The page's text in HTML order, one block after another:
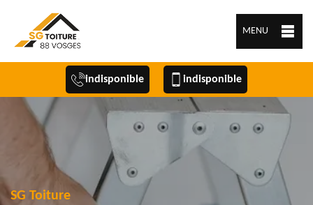
MENU
indisponible indisponible
SG Toiture